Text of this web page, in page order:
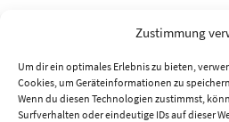
Zustimmung
Um dir ein optimales Erlebnis zu bieten,
Cookies, um Geräteinformationen zu
Wenn du diesen Technologien zustimmst,
Surfverhalten oder eindeutige IDs auf dieser
wichtige Sachgebiete und
der Chemie und stehen
Download zur Verfügung.